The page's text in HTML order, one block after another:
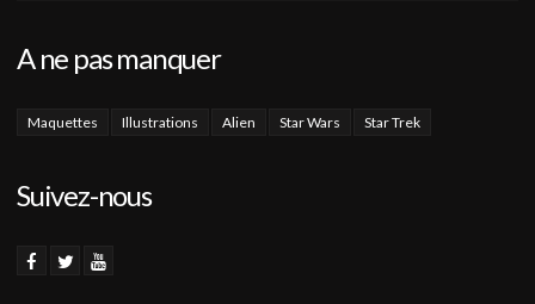
A ne pas manquer
Maquettes Illustrations Alien Star Wars Star Trek
Suivez-nous